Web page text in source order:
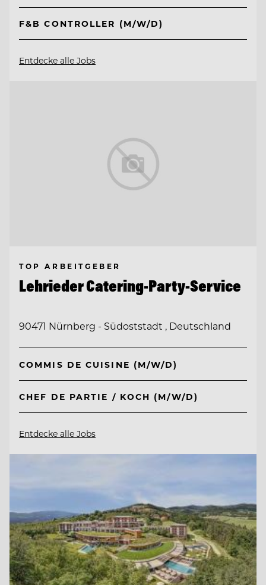
F&B CONTROLLER (M/W/D)
Entdecke alle Jobs
TOP ARBEITGEBER
Lehrieder Catering-Party-Service
90471 Nürnberg - Südoststadt , Deutschland
COMMIS DE CUISINE (M/W/D)
CHEF DE PARTIE / KOCH (M/W/D)
Entdecke alle Jobs